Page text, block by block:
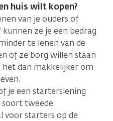
huis wilt kopen?
van je ouders of
ze je een bedrag
te lenen van de
of ze borg willen staan
het dan makkelijker om
je een starterslening
soort tweede
voor starters op de